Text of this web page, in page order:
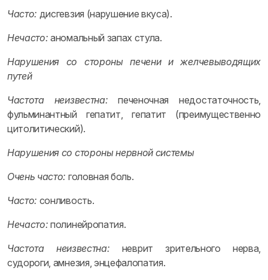
Часто: дисгевзия (нарушение вкуса).
Нечасто: аномальный запах стула.
Нарушения со стороны печени и желчевыводящих
путей
Частота неизвестна: печеночная недостаточность,
фульминантный гепатит, гепатит (преимущественно
цитолитический).
Нарушения со стороны нервной системы
Очень часто: головная боль.
Часто: сонливость.
Нечасто: полинейропатия.
Частота неизвестна: неврит зрительного нерва,
судороги, амнезия, энцефалопатия.